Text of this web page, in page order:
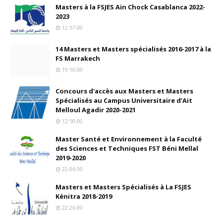
Masters à la FSJES Ain Chock Casablanca 2022-
2023
12:57:00
14 Masters et Masters spécialisés 2016-2017 à la
FS Marrakech
19:10:00
Concours d'accès aux Masters et Masters
Spécialisés au Campus Universitaire d’Ait
Melloul Agadir 2020-2021
12:50:00
Master Santé et Environnement à la Faculté
des Sciences et Techniques FST Béni Mellal
2019-2020
22:06:00
Masters et Masters Spécialisés à La FSJES
Kénitra 2018-2019
22:26:00